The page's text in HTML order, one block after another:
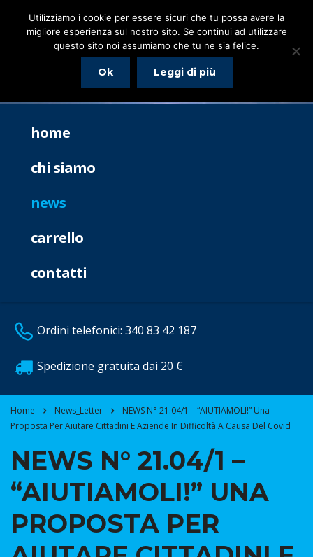
home
chi siamo
news
carrello
contatti
Ordini telefonici: 340 83 42 187
Spedizione gratuita dai 20 €
Home News_Letter
NEWS N° 21.04/1 – “AIUTIAMOLI!” Una
Proposta Per Aiutare Cittadini E Aziende In Difficoltà A Causa Del Covid
NEWS N° 21.04/1 –
“AIUTIAMOLI!” UNA
PROPOSTA PER
Utilizziamo i cookie per essere sicuri che tu possa avere la
migliore esperienza sul nostro sito. Se continui ad utilizzare
questo sito noi assumiamo che tu ne sia felice.
Ok Leggi di più